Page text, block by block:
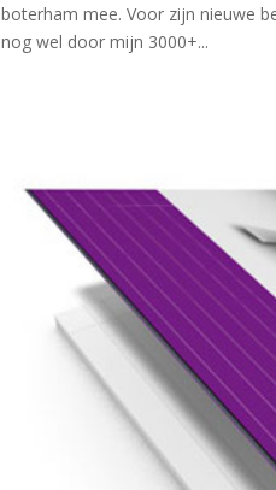
boterham mee. Voor zijn nieuwe
nog wel door mijn 3000+...